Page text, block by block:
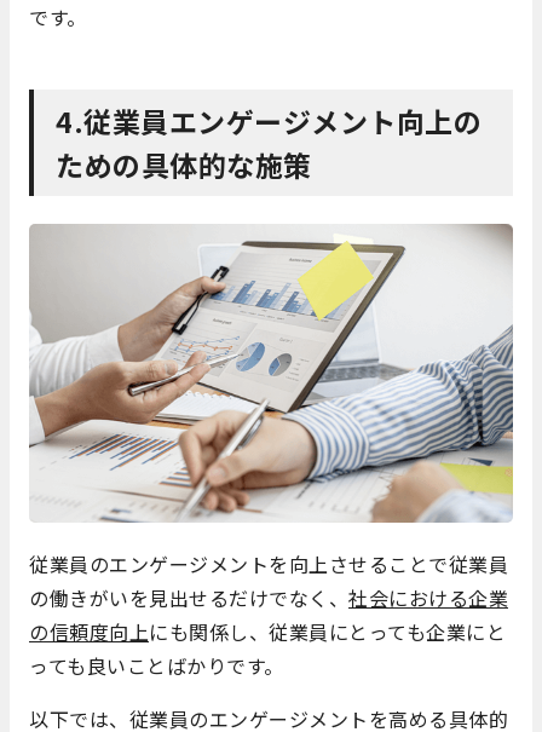
です。
4.従業員エンゲージメント向上の
ための具体的な施策
従業員のエンゲージメントを向上させることで従業員
の働きがいを見出せるだけでなく、 社会における企業
の信頼度向上にも関係し、従業員にとっても企業にと
っても良いことばかりです。
以下では、従業員のエンゲージメントを高める具体的